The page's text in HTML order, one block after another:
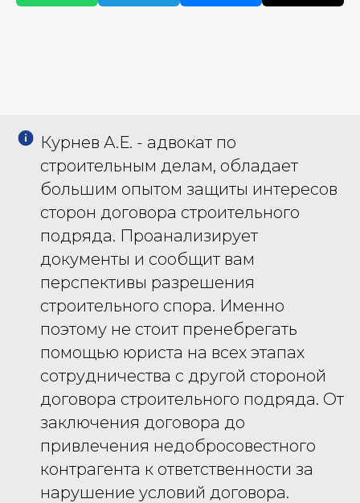
Курнев А.Е. - адвокат по
строительным делам, обладает
большим опытом защиты интересов
сторон договора строительного
подряда. Проанализирует
документы и сообщит вам
перспективы разрешения
строительного спора. Именно
поэтому не стоит пренебрегать
помощью юриста на всех этапах
сотрудничества с другой стороной
договора строительного подряда. От
заключения договора до
привлечения недобросовестного
контрагента к ответственности за
нарушение условий договора.